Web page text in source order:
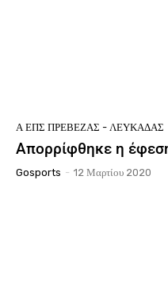
Ά ΕΠΣ ΠΡΈΒΕΖΑΣ - ΛΕΥΚΆΔΑΣ
Απορρίφθηκε η
Gosports - 12 Μαρτίου 2020